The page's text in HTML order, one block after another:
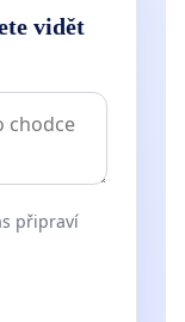
vidět
připraví